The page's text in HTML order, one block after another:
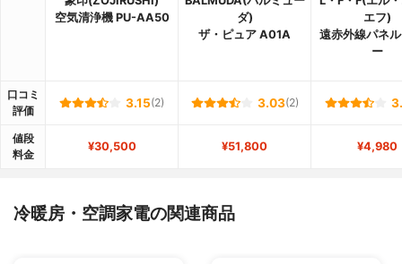
空気清浄機 PU-AA50
ダ)
ザ・ピュア A01A
エフ)
遠赤外線パネ
ー
口コミ
評価
3.15(2) 3.03(2)
値段
料金
¥30,500 ¥51,800 ¥4,980
冷暖房・空調家電の関連商品